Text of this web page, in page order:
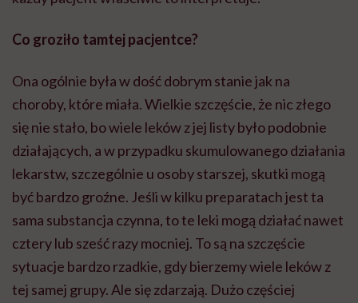
Co groziło tamtej pacjentce?
Ona ogólnie była w dość dobrym stanie jak na
choroby, które miała. Wielkie szczęście, że nic złego
się nie stało, bo wiele leków z jej listy było podobnie
działających, a w przypadku skumulowanego działania
lekarstw, szczególnie u osoby starszej, skutki mogą
być bardzo groźne. Jeśli w kilku preparatach jest ta
sama substancja czynna, to te leki mogą działać nawet
cztery lub sześć razy mocniej. To są na szczęście
sytuacje bardzo rzadkie, gdy bierzemy wiele leków z
tej samej grupy.Ale się zdarzają. Dużo częściej